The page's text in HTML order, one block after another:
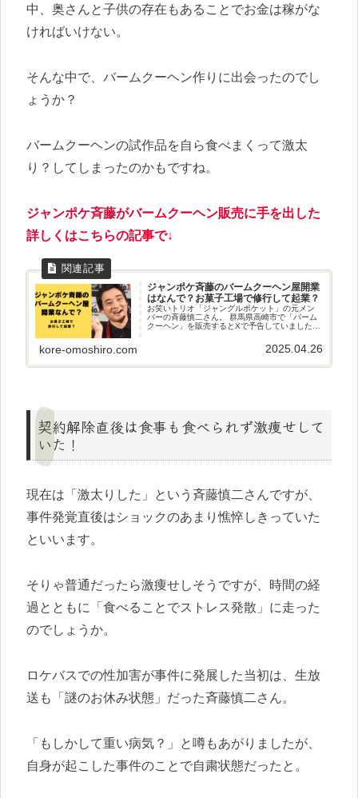
中、奥さんと子供の存在もあることでお金は稼がな
ければいけない。
そんな中で、バームクーヘン作りに出会ったのでし
ょうか？
バームクーヘンの試作品を自ら食べまくって激太
り？してしまったのかもですね。
ジャンポケ斉藤がバームクーヘン販売に手を出した
詳しくはこちらの記事で↓
ジャンポケ斉藤のバームクーヘン屋開業
はなんで？お菓子工場で修行して起業？
お笑いトリオ「ジャングルポケット」の元メン
バーの斉藤慎二さん。 群馬県高崎市で「バーム
クーヘン」を販売するとXで予告していました。
kore-omoshiro.com 2025.04.26
契約解除直後は食事も食べられず激痩せして
いた！
現在は「激太りした」という斉藤慎二さんですが、
事件発覚直後はショックのあまり憔悴しきっていた
といいます。
そりゃ普通だったら激痩せしそうですが、時間の経
過とともに「食べることでストレス発散」に走った
のでしょうか。
ロケバスでの性加害が事件に発展した当初は、生放
送も「謎のお休み状態」だった斉藤慎二さん。
「もしかして重い病気？」と噂もあがりましたが、
自身が起こした事件のことで自粛状態だったと。